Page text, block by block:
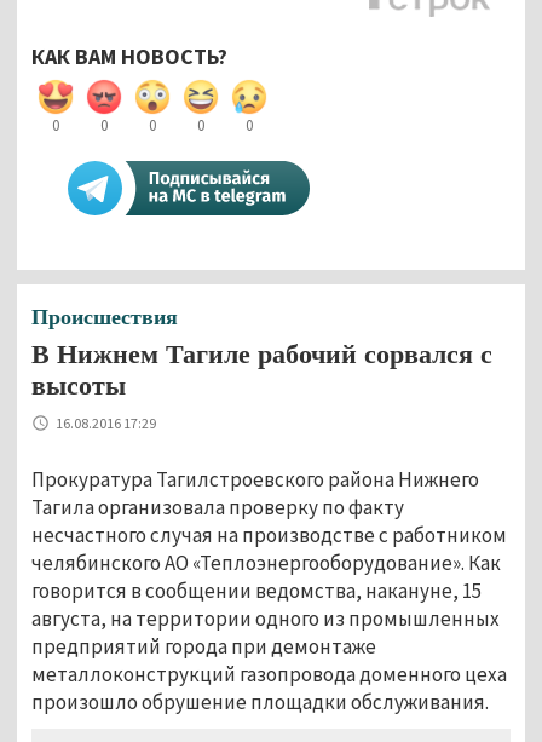
КАК ВАМ НОВОСТЬ?
0 0 0 0 0
Происшествия
В Нижнем Тагиле рабочий сорвался с
высоты
16.08.2016 17:29
Прокуратура Тагилстроевского района Нижнего
Тагила организовала проверку по факту
несчастного случая на производстве с работником
челябинского АО «Теплоэнергооборудование». Как
говорится в сообщении ведомства, накануне, 15
августа, на территории одного из промышленных
предприятий города при демонтаже
металлоконструкций газопровода доменного цеха
произошло обрушение площадки обслуживания.